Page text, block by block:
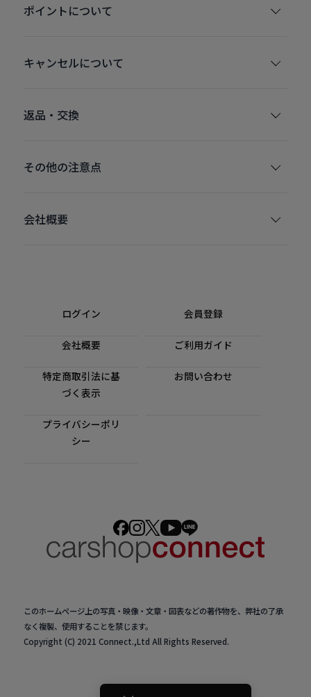
ポイントについて
キャンセルについて
返品・交換
その他の注意点
会社概要
ログイン 会員登録
会社概要 ご利用ガイド
特定商取引法に基
づく表示
お問い合わせ
プライバシーポリ
シー
このホームページ上の写真・映像・文章・図表などの著作物を、弊社の了承
なく複製、使用することを禁じます。
Copyright (C) 2021 Connect.,Ltd All Rights Reserved.